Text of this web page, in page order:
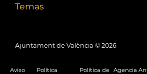
Temas
Ajuntament de València © 2026
Aviso
Política
Política de Agencia